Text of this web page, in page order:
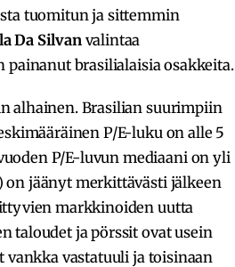
tuomitun ja sittemmin
Da Silvan valintaa
brasilialaisia osakkeita.
alhainen. Brasilian suurimpiin
P/E-luku on alle 5
P/E-luvun mediaani on yli
on jäänyt merkittävästi jälkeen
markkinoiden uutta
taloudet ja pörssit ovat usein
vastatuuli ja toisinaan